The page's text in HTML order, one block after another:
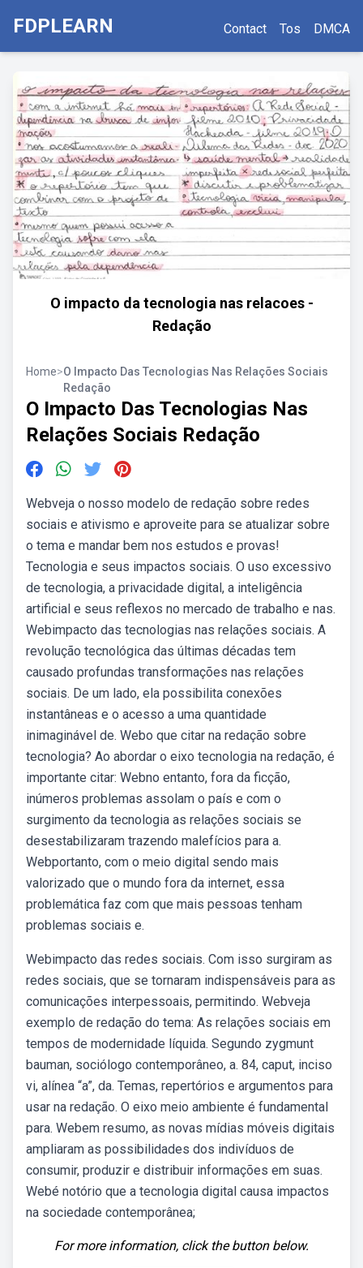
FDPLEARN Contact Tos DMCA
O impacto da tecnologia nas relacoes -
Redação
Home>O Impacto Das Tecnologias Nas Relações Sociais
Redação
O Impacto Das Tecnologias Nas
Relações Sociais Redação
Webveja o nosso modelo de redação sobre redes
sociais e ativismo e aproveite para se atualizar sobre
o tema e mandar bem nos estudos e provas!
Tecnologia e seus impactos sociais. O uso excessivo
de tecnologia, a privacidade digital, a inteligência
artificial e seus reflexos no mercado de trabalho e nas.
Webimpacto das tecnologias nas relações sociais. A
revolução tecnológica das últimas décadas tem
causado profundas transformações nas relações
sociais. De um lado, ela possibilita conexões
instantâneas e o acesso a uma quantidade
inimaginável de. Webo que citar na redação sobre
tecnologia? Ao abordar o eixo tecnologia na redação, é
importante citar: Webno entanto, fora da ficção,
inúmeros problemas assolam o país e com o
surgimento da tecnologia as relações sociais se
desestabilizaram trazendo malefícios para a.
Webportanto, com o meio digital sendo mais
valorizado que o mundo fora da internet, essa
problemática faz com que mais pessoas tenham
problemas sociais e.
Webimpacto das redes sociais. Com isso surgiram as
redes sociais, que se tornaram indispensáveis para as
comunicações interpessoais, permitindo. Webveja
exemplo de redação do tema: As relações sociais em
tempos de modernidade líquida. Segundo zygmunt
bauman, sociólogo contemporâneo, a. 84, caput, inciso
vi, alínea “a”, da. Temas, repertórios e argumentos para
usar na redação. O eixo meio ambiente é fundamental
para. Webem resumo, as novas mídias móveis digitais
ampliaram as possibilidades dos indivíduos de
consumir, produzir e distribuir informações em suas.
Webé notório que a tecnologia digital causa impactos
na sociedade contemporânea;
For more information, click the button below.